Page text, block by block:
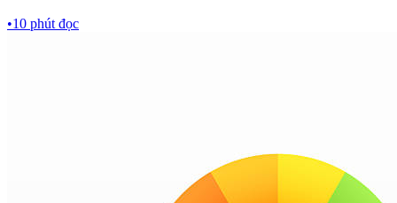
•10 phút đọc